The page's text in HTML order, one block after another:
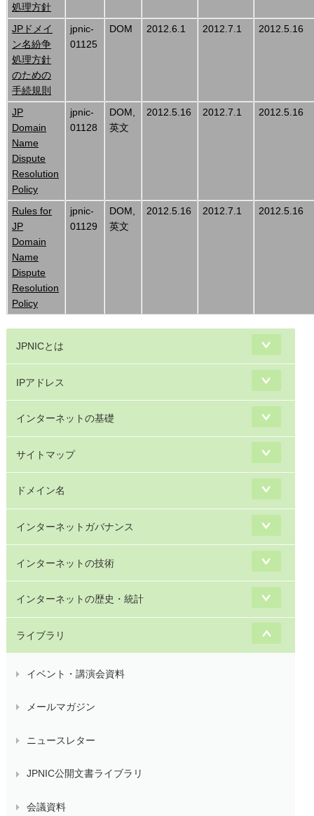
処理方針
JPドメイ
ン名紛争
処理方針
のための
手続規則
jpnic-
01125
DOM 2012.6.1 2012.7.1 2012.5.16
JP
Domain
Name
Dispute
Resolution
Policy
jpnic-
01128
DOM,
英文
2012.5.16 2012.7.1 2012.5.16
Rules for
JP
Domain
Name
Dispute
Resolution
Policy
jpnic-
01129
DOM,
英文
2012.5.16 2012.7.1 2012.5.16
JPNICとは
IPアドレス
インターネットの基礎
サイトマップ
ドメイン名
インターネットガバナンス
インターネットの技術
インターネットの歴史・統計
ライブラリ
イベント・講演会資料
メールマガジン
ニュースレター
JPNIC公開文書ライブラリ
会議資料